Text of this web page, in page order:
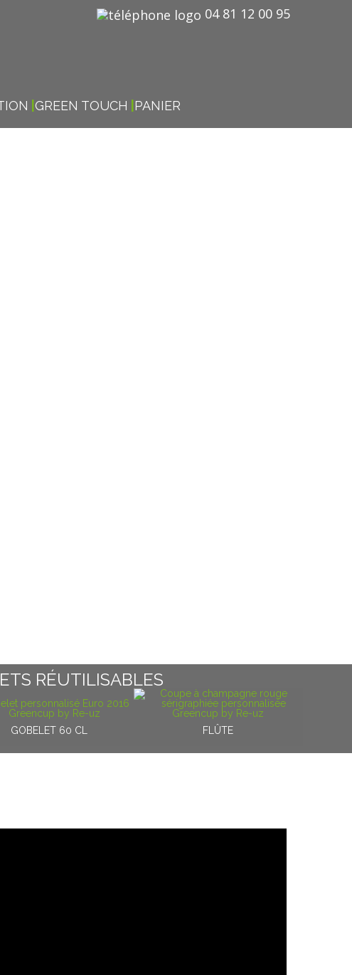
04 81 12 00 95
GREEN TOUCH PANIER
RÉUTILISABLES
GOBELET 60 CL FLÛTE